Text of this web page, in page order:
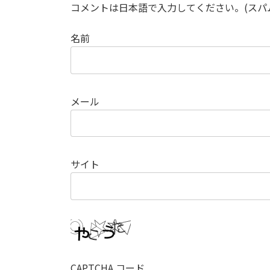
コメントは日本語で入力してください。(ス
名前
メール
サイト